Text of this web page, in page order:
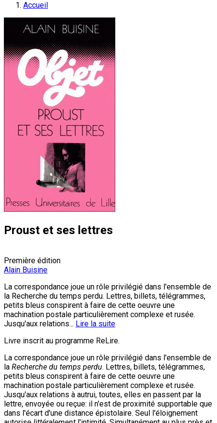
Accueil
Proust et ses lettres
Première édition
Alain Buisine
La correspondance joue un rôle privilégié dans l'ensemble de
la Recherche du temps perdu. Lettres, billets, télégrammes,
petits bleus conspirent à faire de cette oeuvre une
machination postale particulièrement complexe et rusée.
Jusqu'aux relations... Lire la suite
Livre inscrit au programme ReLire.
La correspondance joue un rôle privilégié dans l'ensemble de
la Recherche du temps perdu. Lettres, billets, télégrammes,
petits bleus conspirent à faire de cette oeuvre une
machination postale particulièrement complexe et rusée.
Jusqu'aux relations à autrui, toutes, elles en passent par la
lettre, envoyée ou reçue: il n'est de proximité supportable que
dans l'écart d'une distance épistolaire. Seul l'éloignement